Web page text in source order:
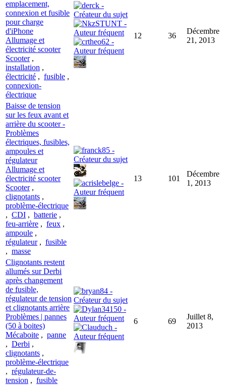
emplacement,
connexion et fusible
pour charge
d'iPhone
Allumage et
électricité scooter
Scooter,
installation ,
électricité , fusible ,
connexion-
électrique
12 36
Décembre
21, 2013
Baisse de tension
sur les feux avant et
arrière du scooter -
Problèmes
électriques, fusibles,
ampoules et
régulateur
Allumage et
électricité scooter
Scooter,
clignotants ,
problème-électrique
, CDI , batterie ,
feu-arrière , feux ,
ampoule ,
régulateur, fusible
, masse
13 101
Décembre
1, 2013
Clignotants restent
allumés sur Derbi
après changement
de fusible,
régulateur de tension
et clignotants arrière
Problèmes | pannes
(50 à boites)
Mécaboite , panne
, Derbi ,
clignotants ,
problème-électrique
, régulateur-de-
tension , fusible
6 69
Juillet 8,
2013